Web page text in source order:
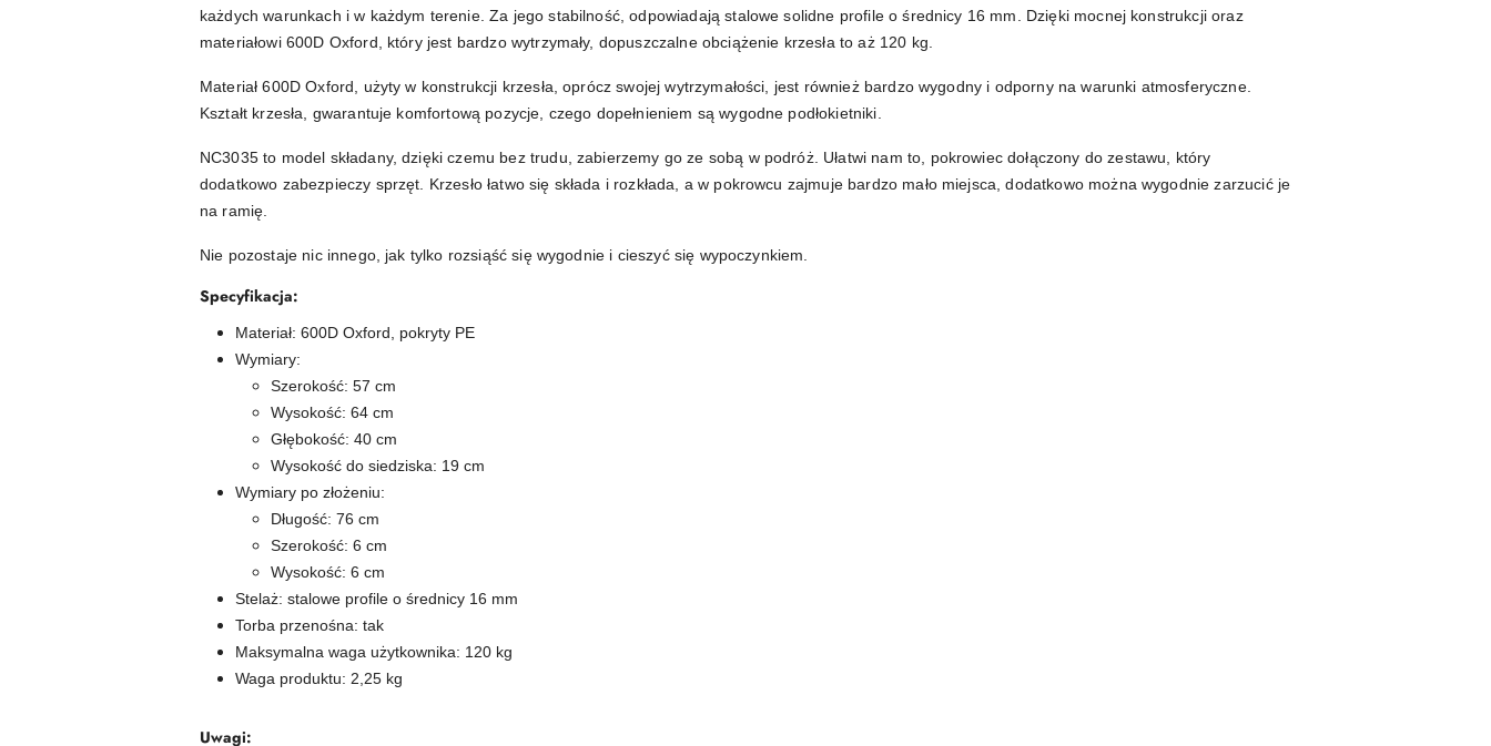
każdych warunkach i w każdym terenie. Za jego stabilność, odpowiadają stalowe solidne profile o średnicy 16 mm. Dzięki mocnej konstrukcji oraz
materiałowi 600D Oxford, który jest bardzo wytrzymały, dopuszczalne obciążenie krzesła to aż 120 kg.
Materiał 600D Oxford, użyty w konstrukcji krzesła, oprócz swojej wytrzymałości, jest również bardzo wygodny i odporny na warunki atmosferyczne.
Kształt krzesła, gwarantuje komfortową pozycje, czego dopełnieniem są wygodne podłokietniki.
NC3035 to model składany, dzięki czemu bez trudu, zabierzemy go ze sobą w podróż. Ułatwi nam to, pokrowiec dołączony do zestawu, który
dodatkowo zabezpieczy sprzęt. Krzesło łatwo się składa i rozkłada, a w pokrowcu zajmuje bardzo mało miejsca, dodatkowo można wygodnie zarzucić je
na ramię.
Nie pozostaje nic innego, jak tylko rozsiąść się wygodnie i cieszyć się wypoczynkiem.
Specyfikacja:
Materiał: 600D Oxford, pokryty PE
Wymiary:
Szerokość: 57 cm
Wysokość: 64 cm
Głębokość: 40 cm
Wysokość do siedziska: 19 cm
Wymiary po złożeniu:
Długość: 76 cm
Szerokość: 6 cm
Wysokość: 6 cm
Stelaż: stalowe profile o średnicy 16 mm
Torba przenośna: tak
Maksymalna waga użytkownika: 120 kg
Waga produktu: 2,25 kg
Uwagi: